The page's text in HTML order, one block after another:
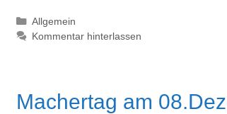
Kategorien
Allgemein
Kommentar hinterlassen
Machertag am